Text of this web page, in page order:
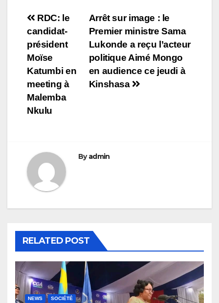
Navigation
de
l’article
Arrêt sur image : le
Premier ministre Sama
Lukonde a reçu l’acteur
politique Aimé Mongo
en audience ce jeudi à
Kinshasa
RDC: le
candidat-
président
Moïse
Katumbi en
meeting à
Malemba
Nkulu
Byadmin
RELATED POST
NEWS SOCIÉTÉ